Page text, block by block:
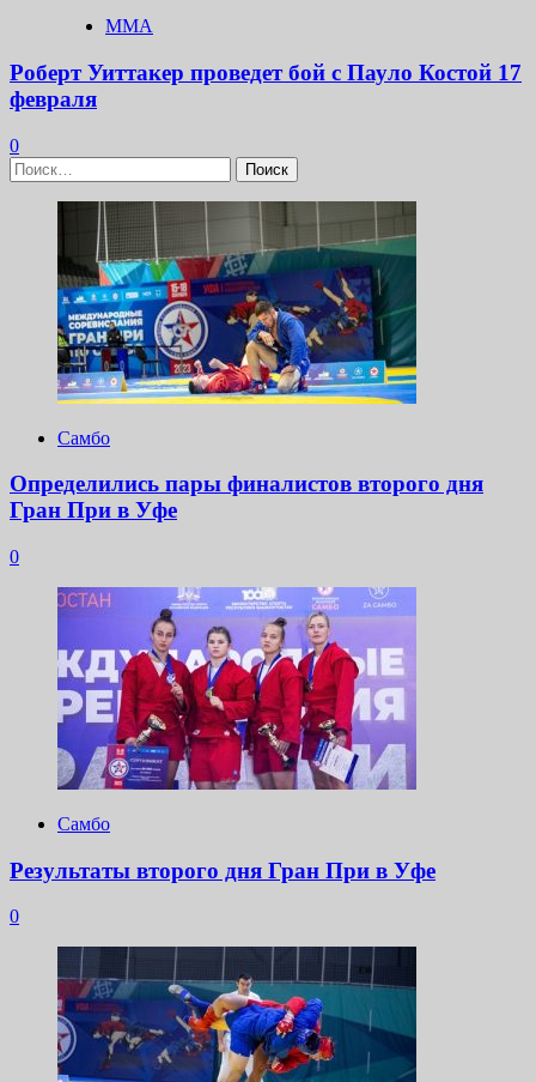
ММА
Роберт Уиттакер проведет бой с Пауло Костой 17
февраля
0
Найти:
Самбо
Определились пары финалистов второго дня
Гран При в Уфе
0
Самбо
Результаты второго дня Гран При в Уфе
0